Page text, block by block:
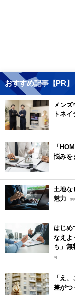
おすすめ記事【PR】
メン
トネ
「
悩みを
土地な
魅力
はじめ
なえよ
も」無
R]
「え
差がつ